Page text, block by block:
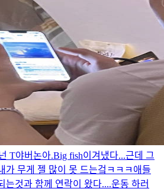
T야버논아.Big fish이겨냈다...근데 그
가 무게 젤 많이 못 드는겈ㅋㅋㅋ애들
는것과 함께 연락이 왔다....운동 하러